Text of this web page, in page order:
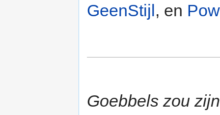
GeenStijl, en
Goebbels zou